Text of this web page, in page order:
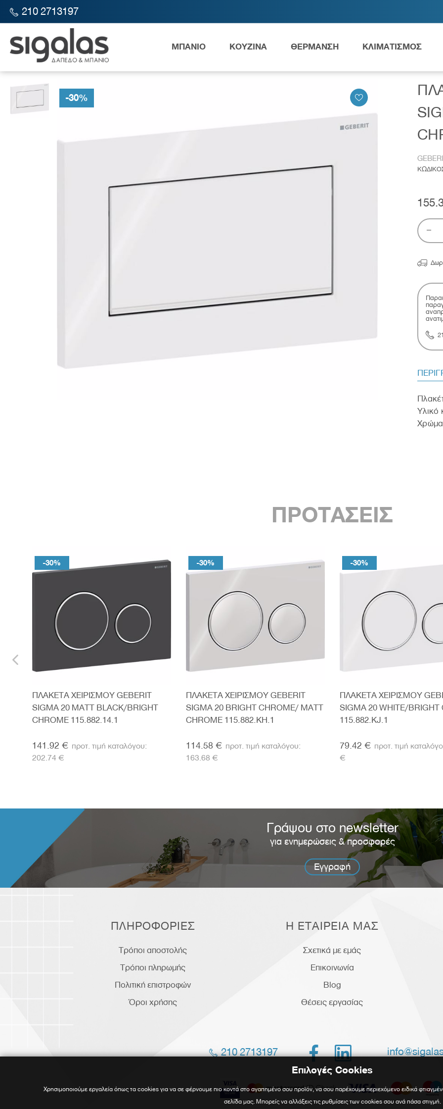
210 2713197
ΜΠΑΝΙΟ
AMEA
ΚΟΥΖΙΝΑ ΘΕΡΜΑΝΣΗ ΚΛΙΜΑΤΙΣΜΟΣ
SIGALAS STORE ΜΠΑΝΙΟ
-30%

Υλικό
ΠΡΟΤΑΣΕΙΣ
-30%
ΠΛΑΚΕΤΑ ΧΕΙΡΙΣΜΟΥ GEBERIT
SIGMA 20 MATT BLACK/BRIGHT
CHROME 115.882.14.1
141.92 €
202.74 €
-30%
ΠΛΑΚΕΤΑ ΧΕΙΡΙΣΜΟΥ GEBERIT
SIGMA 20 BRIGHT CHROME/ MATT
CHROME 115.882.KH.1
114.58 €
163.68 €
-30%
ΠΛΑΚΕΤΑ ΧΕΙΡΙΣΜΟΥ
SIGMA 20 WHITE/BRIGHT
115.882.KJ.1
79.42 €
€
Γράψου στο newsletter
για ενημερώσεις & προσφορές
Εγγραφή
ΠΛΗΡΟΦΟΡΙΕΣ
Τρόποι αποστολής
Τρόποι πληρωμής
Πολιτική επιστροφών
Όροι χρήσης
Η ΕΤΑΙΡΕΙΑ ΜΑΣ
Σχετικά με εμάς
Επικοινωνία
Blog
Θέσεις εργασίας
210 2713197  
Επιλογές Cookies
Χρησιμοποιούμε εργαλεία όπως τα cookies για να σε φέρνουμε πιο κοντά στο αγαπημένο σου προϊόν, να σου παρέχουμε περιεχόμενο ειδικά
σελίδα μας. Μπορείς να αλλάξεις τις ρυθμίσεις των cookies σου ανά πάσα στιγμή.